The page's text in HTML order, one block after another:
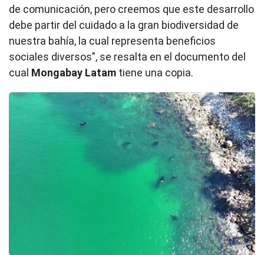
de comunicación, pero creemos que este desarrollo
debe partir del cuidado a la gran biodiversidad de
nuestra bahía, la cual representa beneficios
sociales diversos”, se resalta en el documento del
cual Mongabay Latam tiene una copia.